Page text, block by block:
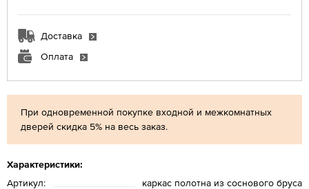
При одновременной покупке входной и межкомнатных
дверей скидка 5% на весь заказ.
Характеристики:
Артикул:
каркас полотна из соснового бруса
Доставка
Оплата